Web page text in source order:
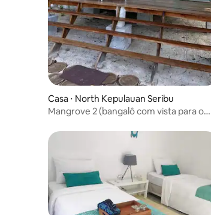
Casa ⋅ North Kepulauan Seribu
Mangrove 2 (bangalô com vista para o